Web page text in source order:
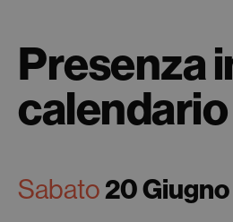
Presenza
calendario
Sabato20 Giugno